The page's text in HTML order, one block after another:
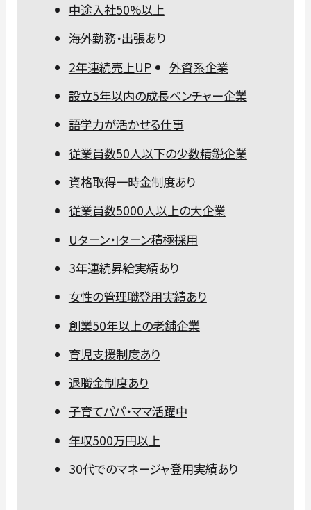
中途入社50%以上
海外勤務・出張あり
2年連続売上UP
外資系企業
設立5年以内の成長ベンチャー企業
語学力が活かせる仕事
従業員数50人以下の少数精鋭企業
資格取得一時金制度あり
従業員数5000人以上の大企業
Uターン・Iターン積極採用
3年連続昇給実績あり
女性の管理職登用実績あり
創業50年以上の老舗企業
育児支援制度あり
退職金制度あり
子育てパパ・ママ活躍中
年収500万円以上
30代でのマネージャ登用実績あり